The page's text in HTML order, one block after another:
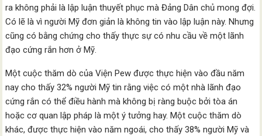
ra không phải là lập luận thuyết phục mà Đảng Dân chủ mong đợi.
Có lẽ là vì người Mỹ đơn giản là không tin vào lập luận này. Nhưng
cũng có bằng chứng cho thấy thực sự có nhu cầu về một lãnh
đạo cứng rắn hơn ở Mỹ.
Một cuộc thăm dò của Viện Pew được thực hiện vào đầu năm
nay cho thấy 32% người Mỹ tin rằng việc có một nhà lãnh đạo
cứng rắn có thể điều hành mà không bị ràng buộc bởi tòa án
hoặc cơ quan lập pháp là một ý tưởng hay. Một cuộc thăm dò
khác, được thực hiện vào năm ngoái, cho thấy 38% người Mỹ và